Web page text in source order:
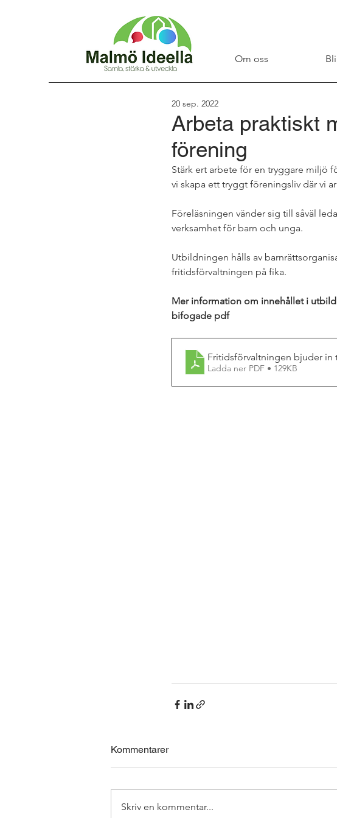
Om oss
Arbeta praktiskt
förening
20 sep. 2022
Stärk ert arbete för en tryggare miljö
vi skapa ett tryggt föreningsliv där vi
Föreläsningen vänder sig till såväl
verksamhet för barn och unga.
Utbildningen hålls av
fritidsförvaltningen på fika.
Mer information om innehållet i
bifogade pdf
Fritidsförvaltningen bjuder
Ladda ner PDF • 129KB
Kommentarer
Skriv en kommentar...